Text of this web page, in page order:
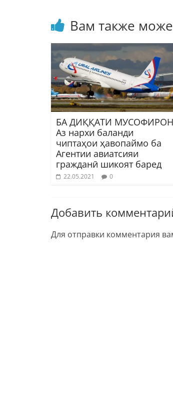
Вам также
БА ДИҚҚАТИ
Аз нархи баланди
чиптаҳои ҳавопаймо ба
Агентии авиатсияи
гражданӣ шикоят баред
22.05.2021 0
Добавить
Для отправки комментария